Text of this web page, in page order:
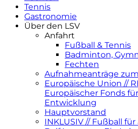
Tennis
Gastronomie
Über den LSV
Anfahrt
Fußball & Tennis
Badminton,
Fechten
Aufnahmeanträge
Europäische Union //
Europäischer Fonds
Entwicklung
Hauptvorstand
INKLUSIV // Fußball für